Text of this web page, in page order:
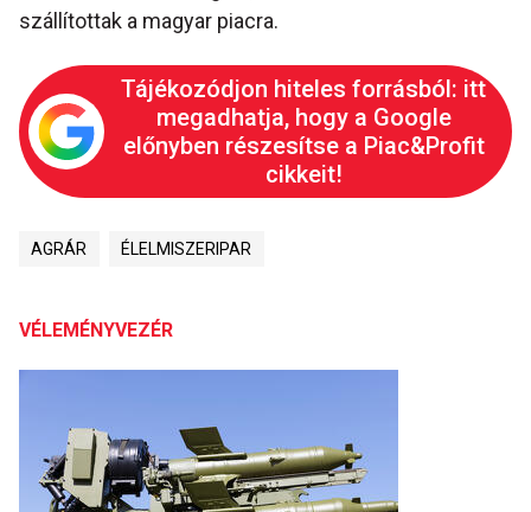
szállítottak a magyar piacra.
Tájékozódjon hiteles forrásból: itt
megadhatja, hogy a Google
előnyben részesítse a Piac&Profit
cikkeit!
AGRÁR ÉLELMISZERIPAR
VÉLEMÉNYVEZÉR